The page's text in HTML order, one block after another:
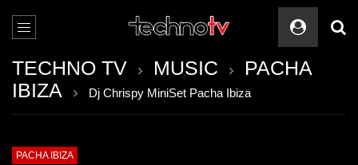
TECHNO TV MUSIC
PACHA
IBIZA
Dj Chrispy MiniSet Pacha Ibiza
PACHA IBIZA